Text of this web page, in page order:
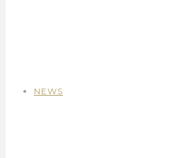
NEWS